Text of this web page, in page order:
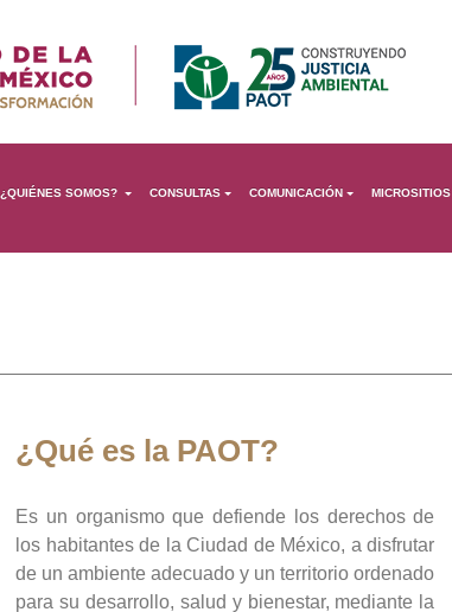
¿QUIÉNES SOMOS? CONSULTAS COMUNICACIÓN MICROSITIOS
¿Qué es la PAOT?
Es un organismo que defiende los derechos de
los habitantes de la Ciudad de México, a disfrutar
de un ambiente adecuado y un territorio ordenado
para su desarrollo, salud y bienestar, mediante la